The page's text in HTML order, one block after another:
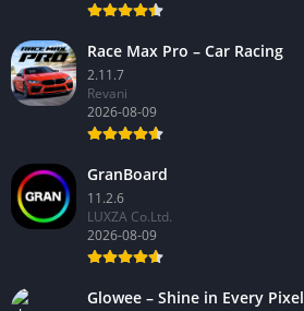
Race Max Pro – Car Racing
2.11.7
Revani
2026-08-09
GranBoard
11.2.6
LUXZA Co.Ltd.
2026-08-09
Glowee – Shine in Every Pixel